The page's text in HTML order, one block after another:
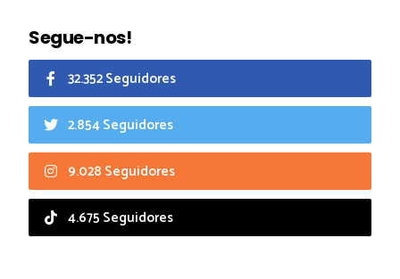
Segue-nos!
32.352 Seguidores
2.854 Seguidores
9.028 Seguidores
4.675 Seguidores